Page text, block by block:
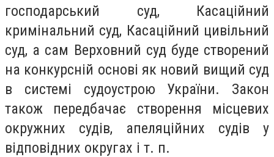
господарський суд, Касаційний
кримінальний суд, Касаційний цивільний
суд, а сам Верховний суд буде створений
на конкурсній основі як новий вищий суд
в системі судоустрою України. Закон
також передбачає створення місцевих
окружних судів, апеляційних судів у
відповідних округах і т. п.